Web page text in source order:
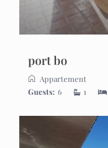
port bo
Appartement
Guests: 6 1